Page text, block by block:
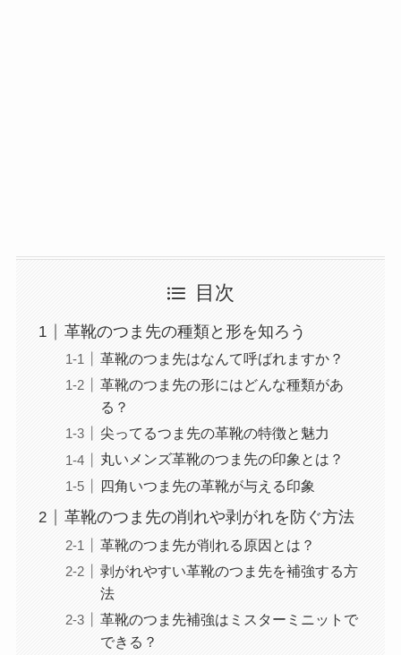
目次
革靴のつま先の種類と形を知ろう
革靴のつま先はなんて呼ばれますか？
革靴のつま先の形にはどんな種類があ
る？
尖ってるつま先の革靴の特徴と魅力
丸いメンズ革靴のつま先の印象とは？
四角いつま先の革靴が与える印象
革靴のつま先の削れや剥がれを防ぐ方法
革靴のつま先が削れる原因とは？
剥がれやすい革靴のつま先を補強する方
法
革靴のつま先補強はミスターミニットで
できる？